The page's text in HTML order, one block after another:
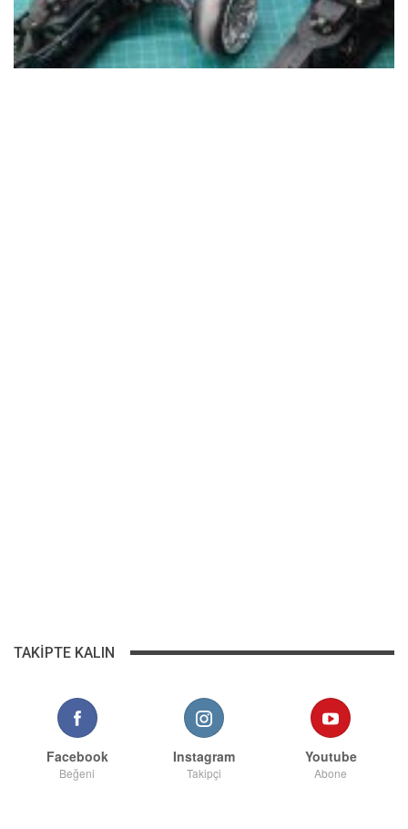
TAKIPTE KALIN
Facebook
Beğeni
Instagram
Takipçi
Youtube
Abone